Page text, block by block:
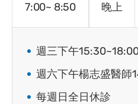
7:00~ 8:50 晚上
週三下午
週六下午楊志盛醫師
每週日全日休診